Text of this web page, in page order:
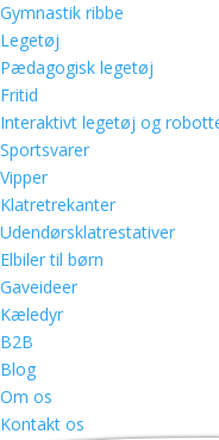
Gymnastik ribbe
Legetøj
Pædagogisk legetøj
Fritid
Interaktivt legetøj og
Sportsvarer
Vipper
Klatretrekanter
Udendørsklatrestativer
Elbiler til børn
Gaveideer
Kæledyr
B2B
Blog
Om os
Kontakt os